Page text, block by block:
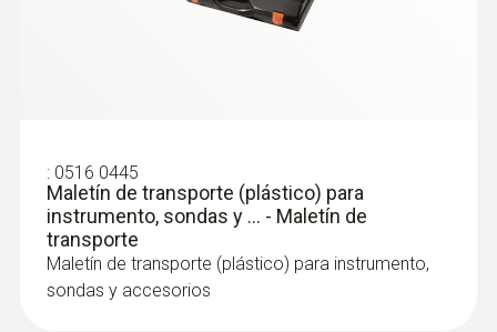
: 0516 0445
Maletín de transporte (plástico) para
instrumento, sondas y ... - Maletín de
transporte
Maletín de transporte (plástico) para instrumento,
sondas y accesorios